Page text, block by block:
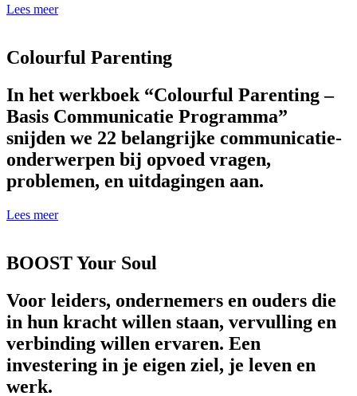
Lees meer
Colourful Parenting
In het werkboek “Colourful Parenting –
Basis Communicatie Programma”
snijden we 22 belangrijke communicatie-
onderwerpen bij opvoed vragen,
problemen, en uitdagingen aan.
Lees meer
BOOST Your Soul
Voor leiders, ondernemers en ouders die
in hun kracht willen staan, vervulling en
verbinding willen ervaren. Een
investering in je eigen ziel, je leven en
werk.